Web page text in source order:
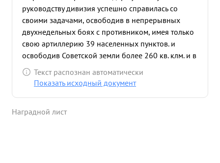
руководству дивизия успешно справилась со
своими задачами, освободив в непрерывных
двухнедельных боях с противником, имея только
свою артиллерию 39 населенных пунктов. и
освободив Советской земли более 260 кв. клм. и в
частности заняв в боем хорошо укрепленный
противником узел-Хорошевский, Березовка
383, 86 и 292 пд противника, нанеся этим
Текст распознан автоматически
Показать исходный документ
Наградной лист